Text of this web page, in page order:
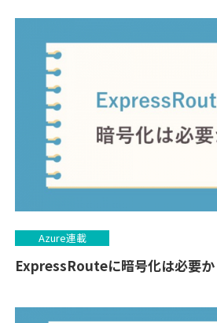
Azure連載
ExpressRouteに暗号化は必要か